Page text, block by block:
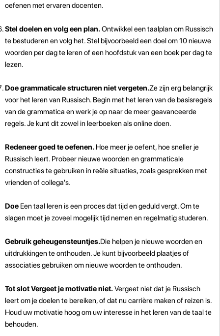
oefenen met ervaren docenten.
Stel doelen en volg een plan.Ontwikkel een taalplan om Russisch
te bestuderen en volg het. Stel bijvoorbeeld een doel om 10 nieuwe
woorden per dag te leren of een hoofdstuk van een boek per dag te
lezen.
Doe grammaticale structuren niet vergeten.Ze zijn erg belangrijk
voor het leren van Russisch. Begin met het leren van de basisregels
van de grammatica en werk je op naar de meer geavanceerde
regels. Je kunt dit zowel in leerboeken als online doen.
Redeneer goed te oefenen. Hoe meer je oefent, hoe sneller je
Russisch leert. Probeer nieuwe woorden en grammaticale
constructies te gebruiken in reële situaties, zoals gesprekken met
vrienden of collega's.
Doe Een taal leren is een proces dat tijd en geduld vergt. Om te
slagen moet je zoveel mogelijk tijd nemen en regelmatig studeren.
Gebruik geheugensteuntjes.Die helpen je nieuwe woorden en
uitdrukkingen te onthouden. Je kunt bijvoorbeeld plaatjes of
associaties gebruiken om nieuwe woorden te onthouden.
Tot slot Vergeet je motivatie niet.Vergeet niet dat je Russisch
leert om je doelen te bereiken, of dat nu carrière maken of reizen is.
Houd uw motivatie hoog om uw interesse in het leren van de taal te
behouden.